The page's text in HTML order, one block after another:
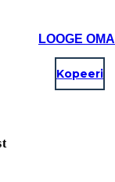
LOOGE OMA
Kopeeri